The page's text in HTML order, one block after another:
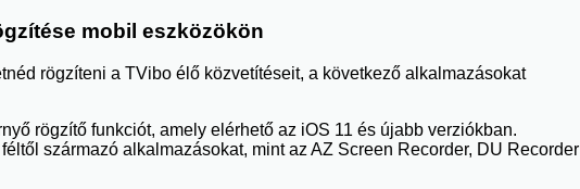
mobil eszközökön
rögzíteni a TVibo élő közvetítéseit, a következő alkalmazásokat
rögzítő funkciót, amely elérhető az iOS 11 és újabb verziókban.
származó alkalmazásokat, mint az AZ Screen Recorder, DU Recorder